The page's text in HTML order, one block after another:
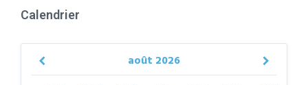
Calendrier
août 2026
Previous